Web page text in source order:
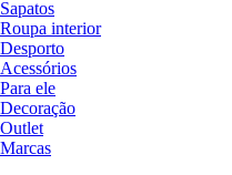
Sapatos
Roupa interior
Desporto
Acessórios
Para ele
Decoração
Outlet
Marcas